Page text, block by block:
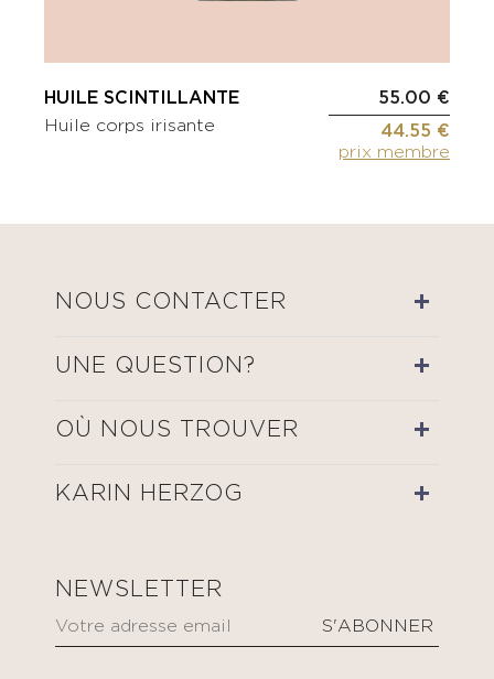
HUILE SCINTILLANTE
Huile corps irisante
55.00 €
44.55 €
prix membre
NOUS CONTACTER
UNE QUESTION?
OÙ NOUS TROUVER
KARIN HERZOG
NEWSLETTER